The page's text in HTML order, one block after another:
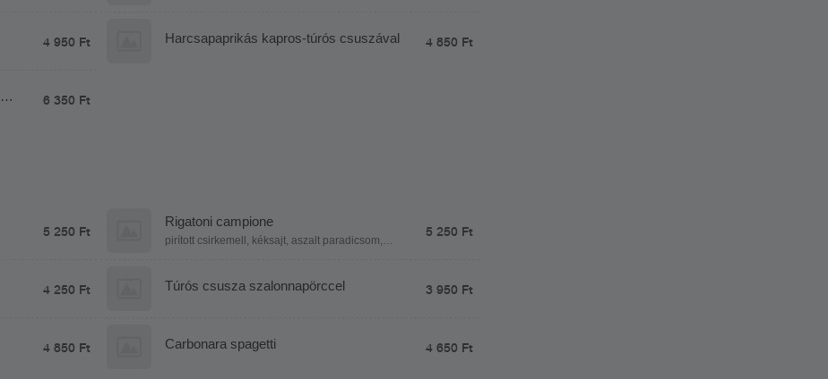
4 950 Ft Harcsapaprikás kapros-túrós csuszával 4 850 Ft
6 350 Ft
5 250 Ft
Rigatoni campione
pirított csirkemell, kéksajt, aszalt paradicsom,
5 250 Ft
4 250 Ft Túrós csusza szalonnapörccel 3 950 Ft
4 850 Ft Carbonara spagetti 4 650 Ft